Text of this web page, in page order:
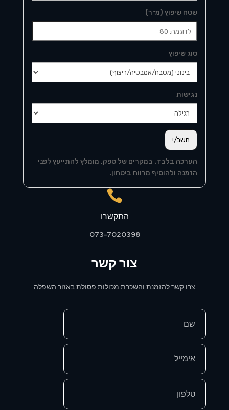
שטח שיפוץ (מ״ר)
סוג שיפוץ
נגישות
חשב/י
הערכה בלבד. במקרים של ספק, מומלץ להתייעץ לפני
הזמנה ולהוסיף מרווח ביטחון.

התקשרו
073-7020398
צור קשר
צרו קשר להזמנת והשכרת מכולות פסולת באזור השפלה